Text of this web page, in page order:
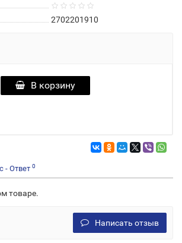
2702201910
В корзину
- Ответ 0
товаре.
Написать отзыв